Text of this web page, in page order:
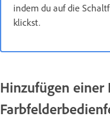
indem du auf die
klickst.
Hinzufügen einer